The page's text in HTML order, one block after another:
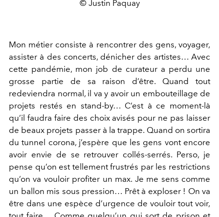
© Justin Paquay
Mon métier consiste à rencontrer des gens, voyager,
assister à des concerts, dénicher des artistes… Avec
cette pandémie, mon job de curateur a perdu une
grosse partie de sa raison d’être. Quand tout
redeviendra normal, il va y avoir un embouteillage de
projets restés en stand-by… C’est à ce moment-là
qu’il faudra faire des choix avisés pour ne pas laisser
de beaux projets passer à la trappe. Quand on sortira
du tunnel corona, j’espère que les gens vont encore
avoir envie de se retrouver collés-serrés. Perso, je
pense qu’on est tellement frustrés par les restrictions
qu’on va vouloir profiter un max. Je me sens comme
un ballon mis sous pression… Prêt à exploser ! On va
être dans une espèce d’urgence de vouloir tout voir,